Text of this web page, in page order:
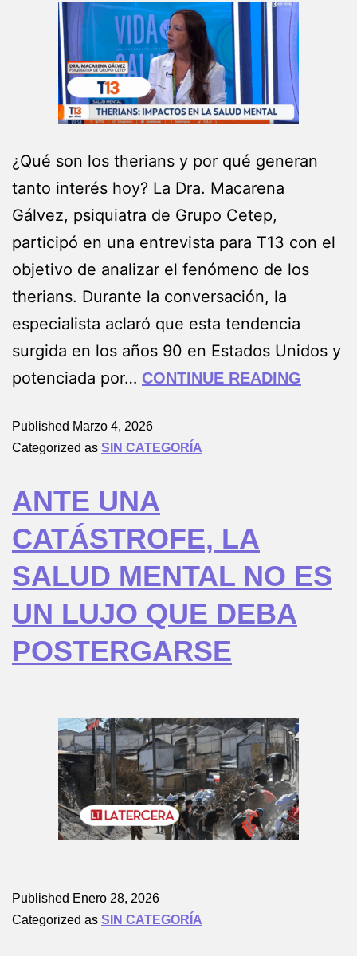
¿Qué son los therians y por qué generan
tanto interés hoy? La Dra. Macarena
Gálvez, psiquiatra de Grupo Cetep,
participó en una entrevista para T13 con el
objetivo de analizar el fenómeno de los
therians. Durante la conversación, la
especialista aclaró que esta tendencia
surgida en los años 90 en Estados Unidos y
potenciada por… CONTINUE READING
Published Marzo 4, 2026
Categorized as SIN CATEGORÍA
ANTE UNA
CATÁSTROFE, LA
SALUD MENTAL NO ES
UN LUJO QUE DEBA
POSTERGARSE
Published Enero 28, 2026
Categorized as SIN CATEGORÍA